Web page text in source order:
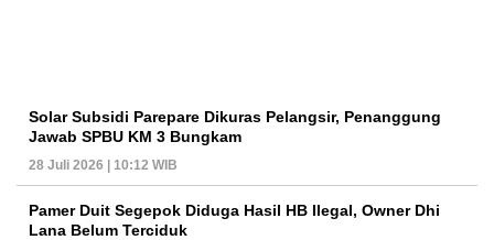
Solar Subsidi Parepare Dikuras Pelangsir, Penanggung
Jawab SPBU KM 3 Bungkam
28 Juli 2026 | 10:12 WIB
Pamer Duit Segepok Diduga Hasil HB Ilegal, Owner Dhi
Lana Belum Terciduk